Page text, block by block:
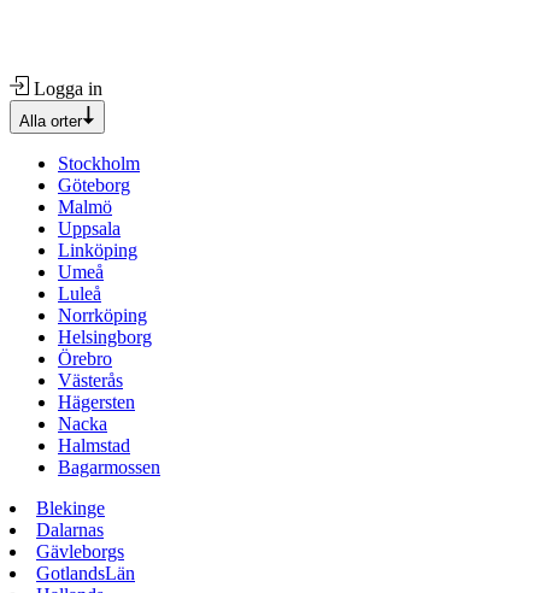
Logga in
Alla orter
Stockholm
Göteborg
Malmö
Uppsala
Linköping
Umeå
Luleå
Norrköping
Helsingborg
Örebro
Västerås
Hägersten
Nacka
Halmstad
Bagarmossen
Blekinge
Dalarnas
Gävleborgs
GotlandsLän